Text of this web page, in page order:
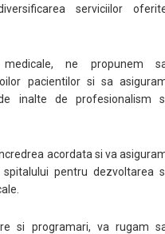
serviciilor
ne propunem
pacientilor si sa
inalte de profesionalism
acordata si va
pentru dezvoltarea
si programari, va rugam